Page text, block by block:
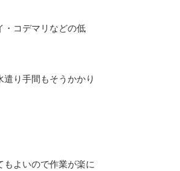
・コデマリなどの低
り手間もそうかかり
よいので作業が楽に